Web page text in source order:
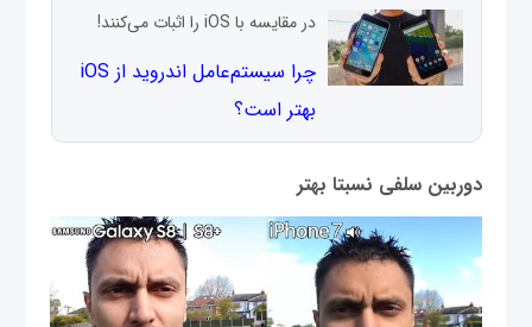
در مقایسه با iOS را اثبات می‌کنند!
چرا سیستم‌عامل اندروید از iOS
بهتر است؟
دوربین سلفی نسبتا بهتر